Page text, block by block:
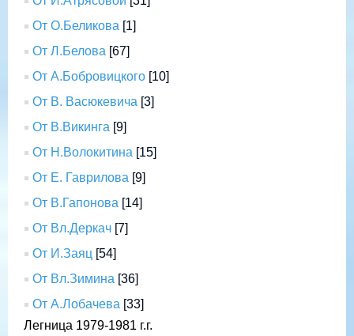
От О.Беликова [1]
От Л.Белова [67]
От А.Бобровицкого [10]
От В. Васюкевича [3]
От В.Викинга [9]
От Н.Волокитина [15]
От Е. Гаврилова [9]
От В.Гапонова [14]
От Вл.Деркач [7]
От И.Заяц [54]
От Вл.Зимина [36]
От А.Лобачева [33]
Легница 1979-1981 г.г.